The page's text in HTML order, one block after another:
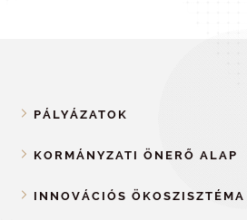
PÁLYÁZATOK
KORMÁNYZATI ÖNERŐ ALAP
INNOVÁCIÓS ÖKOSZISZTÉMA